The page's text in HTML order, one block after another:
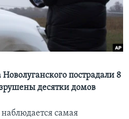
Новолуганского пострадали 8
десятки домов
самая